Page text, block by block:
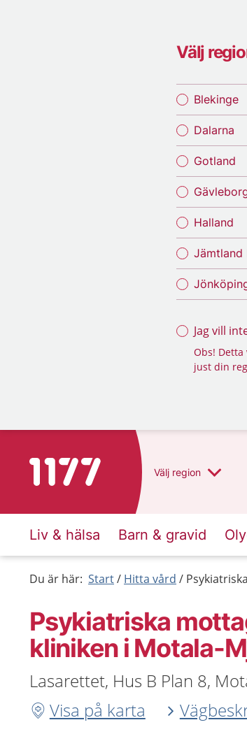
Välj
Blekinge
Dalarna
Gotland
Halland
Jämtland
Jag vill
Obs!
just din
Till startsidan för 1177 Välj region
Liv & hälsa Barn & gravid
Du är här: Start Hitta vård
Psykiatriska
kliniken i Motala-
Lasarettet, Hus B Plan 8,
Visa på karta